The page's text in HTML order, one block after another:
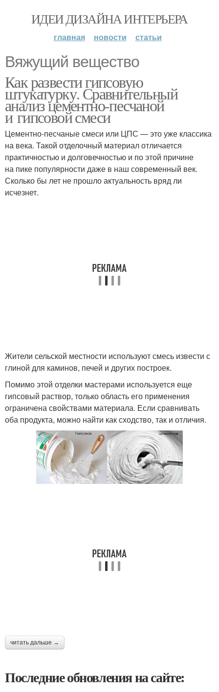
ИДЕИ ДИЗАЙНА ИНТЕРЬЕРА
главная новости статьи
Вяжущий вещество
Как развести гипсовую
штукатурку. Сравнительный
анализ цементно-песчаной
и гипсовой смеси
Цементно-песчаные смеси или ЦПС — это уже классика
на века. Такой отделочный материал отличается
практичностью и долговечностью и по этой причине
на пике популярности даже в наш современный век.
Сколько бы лет не прошло актуальность вряд ли
исчезнет.
Жители сельской местности используют смесь извести с
глиной для каминов, печей и других построек.
Помимо этой отделки мастерами используется еще
гипсовый раствор, только область его применения
ограничена свойствами материала. Если сравнивать
оба продукта, можно найти как сходство, так и отличия.
читать дальше →
Последние обновления на сайте: